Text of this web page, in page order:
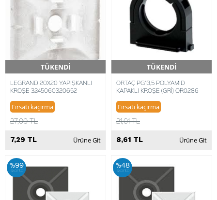
TÜKENDİ
Hızlı Teslimat
LEGRAND 20X20 YAPIŞKANLI
KROŞE 3245060320652
Fırsatı kaçırma
27,00 TL
7,29 TL Ürüne Git
TÜKENDİ
Hızlı Teslimat
ORTAÇ PG13,5 POLYAMİD
KAPAKLI KROŞE (GRİ) OR0286
Fırsatı kaçırma
21,01 TL
8,61 TL Ürüne Git
%99
iskonto
%48
iskonto